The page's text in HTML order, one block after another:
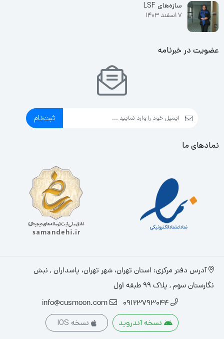
سازه‌های LSF
7 اسفند 1403
عضویت در خبرنامه
ثبت‌نام
نمادهای ما
آدرس دفتر مرکزی: استان تهران، شهر تهران، پاسداران , نبش
نگارستان سوم , پلاک ۹۹ طبقه اول
09123793044
info@cusmoon.com
نسخه آندروید نسخه IOS